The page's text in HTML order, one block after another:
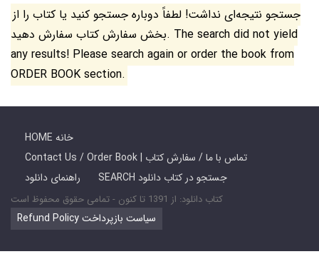
جستجو نتیجه‌ای نداشت! لطفاً دوباره جستجو کنید یا کتاب را از
بخش سفارش کتاب سفارش دهید. The search did not yield
any results! Please search again or order the book from
ORDER BOOK section.
HOME خانه
Contact Us / Order Book | تماس با ما / سفارش کتاب
راهنمای دانلود
SEARCH جستجو در کتاب دانلود
کتاب دانلود: از 1391 تا کنون - تمامی حقوق محفوظ است
Refund Policy سیاست بازپرداخت